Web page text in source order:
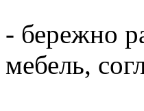
- бережно
мебель,